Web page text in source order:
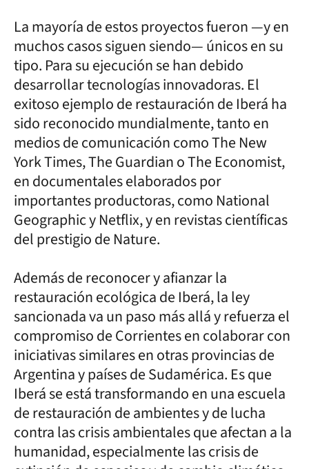
La mayoría de estos proyectos fueron —y en
muchos casos siguen siendo— únicos en su
tipo. Para su ejecución se han debido
desarrollar tecnologías innovadoras. El
exitoso ejemplo de restauración de Iberá ha
sido reconocido mundialmente, tanto en
medios de comunicación como The New
York Times, The Guardian o The Economist,
en documentales elaborados por
importantes productoras, como National
Geographic y Netflix, y en revistas científicas
del prestigio de Nature.
Además de reconocer y afianzar la
restauración ecológica de Iberá, la ley
sancionada va un paso más allá y refuerza el
compromiso de Corrientes en colaborar con
iniciativas similares en otras provincias de
Argentina y países de Sudamérica. Es que
Iberá se está transformando en una escuela
de restauración de ambientes y de lucha
contra las crisis ambientales que afectan a la
humanidad, especialmente las crisis de